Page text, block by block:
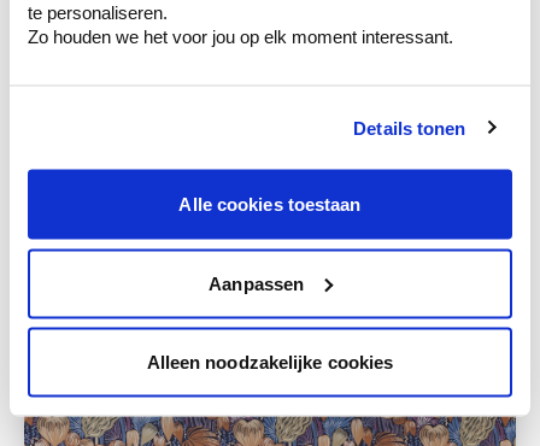
te personaliseren.
Zo houden we het voor jou op elk moment interessant.
Details tonen
Alle cookies toestaan
Aanpassen
Alleen noodzakelijke cookies
Bekijk er de bijhorende tinten om je kleur
te verfijnen.
Deze stijlen zijn misschien ook iets voor jou